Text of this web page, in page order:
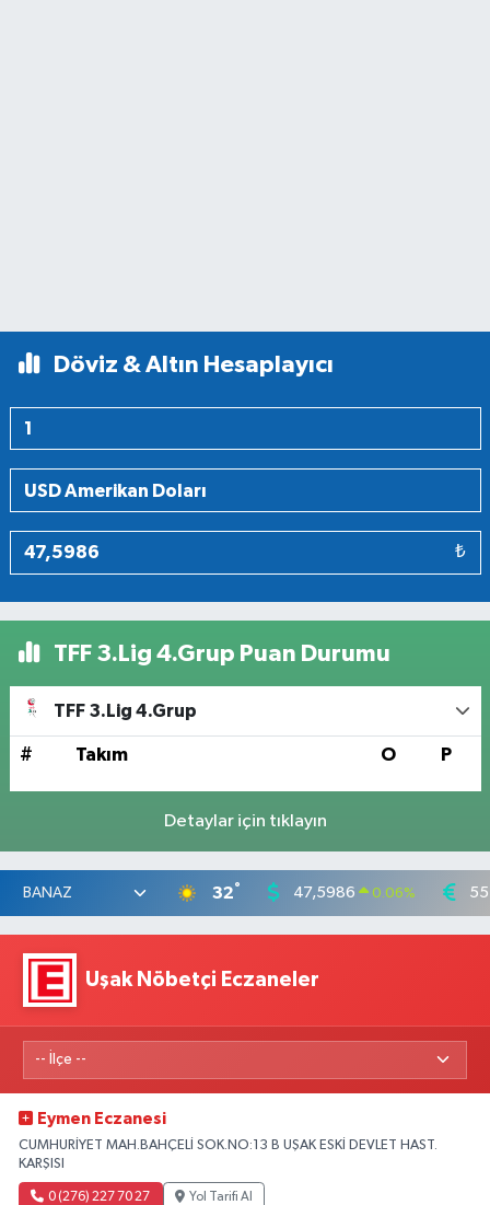
Döviz & Altın Hesaplayıcı
₺
TFF 3.Lig 4.Grup Puan Durumu
TFF 3.Lig 4.Grup
# Takım O P
Detaylar için tıklayın
32° 47,5986 0.06%
Uşak Nöbetçi Eczaneler
Eymen Eczanesi
CUMHURİYET MAH.BAHÇELİ SOK.NO:13 B UŞAK ESKİ DEVLET HAST.
KARŞISI
0 (276) 227 70 27 Yol Tarifi Al